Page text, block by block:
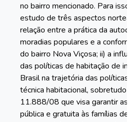
no bairro mencionado. Para
estudo de três aspectos
relação entre a prática da
moradias populares e a
do bairro Nova Viçosa; ii) a
das políticas de habitação de
Brasil na trajetória das políticas
técnica habitacional, sobretudo
11.888/08 que visa garantir
pública e gratuita às famílias de